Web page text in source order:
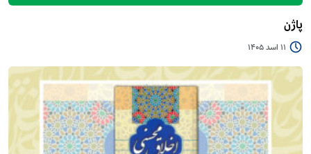
پاژن
11 اسد 1405